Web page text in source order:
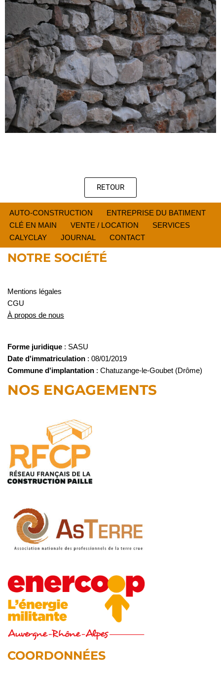
RETOUR
AUTO-CONSTRUCTION
ENTREPRISE DU BATIMENT
CLÉ EN MAIN
VENTE / LOCATION
SERVICES
CALYCLAY
JOURNAL CONTACT
NOTRE SOCIÉTÉ
Mentions légales
CGU
À propos de nous
Forme juridique : SASU
Date d'immatriculation : 08/01/2019
Commune d'implantation : Chatuzange-le-Goubet (Drôme)
NOS ENGAGEMENTS
COORDONNÉES